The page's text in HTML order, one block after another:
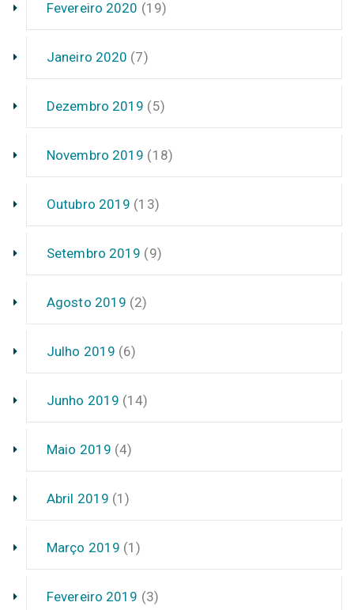
Fevereiro 2020 (19)
Janeiro 2020 (7)
Dezembro 2019 (5)
Novembro 2019 (18)
Outubro 2019 (13)
Setembro 2019 (9)
Agosto 2019 (2)
Julho 2019 (6)
Junho 2019 (14)
Maio 2019 (4)
Abril 2019 (1)
Março 2019 (1)
Fevereiro 2019 (3)